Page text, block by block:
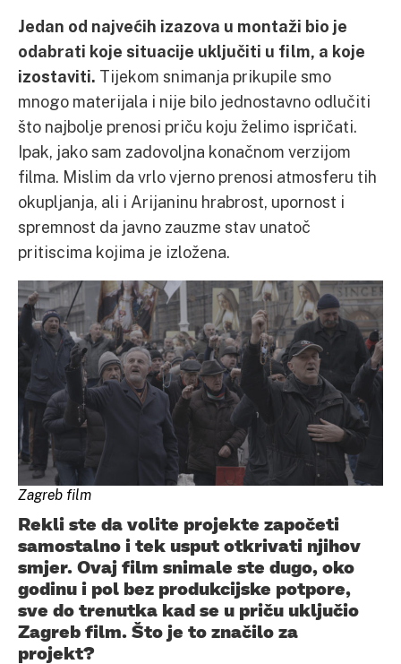
Jedan od najvećih izazova u montaži bio je
odabrati koje situacije uključiti u film, a koje
izostaviti. Tijekom snimanja prikupile smo
mnogo materijala i nije bilo jednostavno odlučiti
što najbolje prenosi priču koju želimo ispričati.
Ipak, jako sam zadovoljna konačnom verzijom
filma. Mislim da vrlo vjerno prenosi atmosferu tih
okupljanja, ali i Arijaninu hrabrost, upornost i
spremnost da javno zauzme stav unatoč
pritiscima kojima je izložena.
Zagreb film
Rekli ste da volite projekte započeti
samostalno i tek usput otkrivati njihov
smjer. Ovaj film snimale ste dugo, oko
godinu i pol bez produkcijske potpore,
sve do trenutka kad se u priču uključio
Zagreb film. Što je to značilo za
projekt?